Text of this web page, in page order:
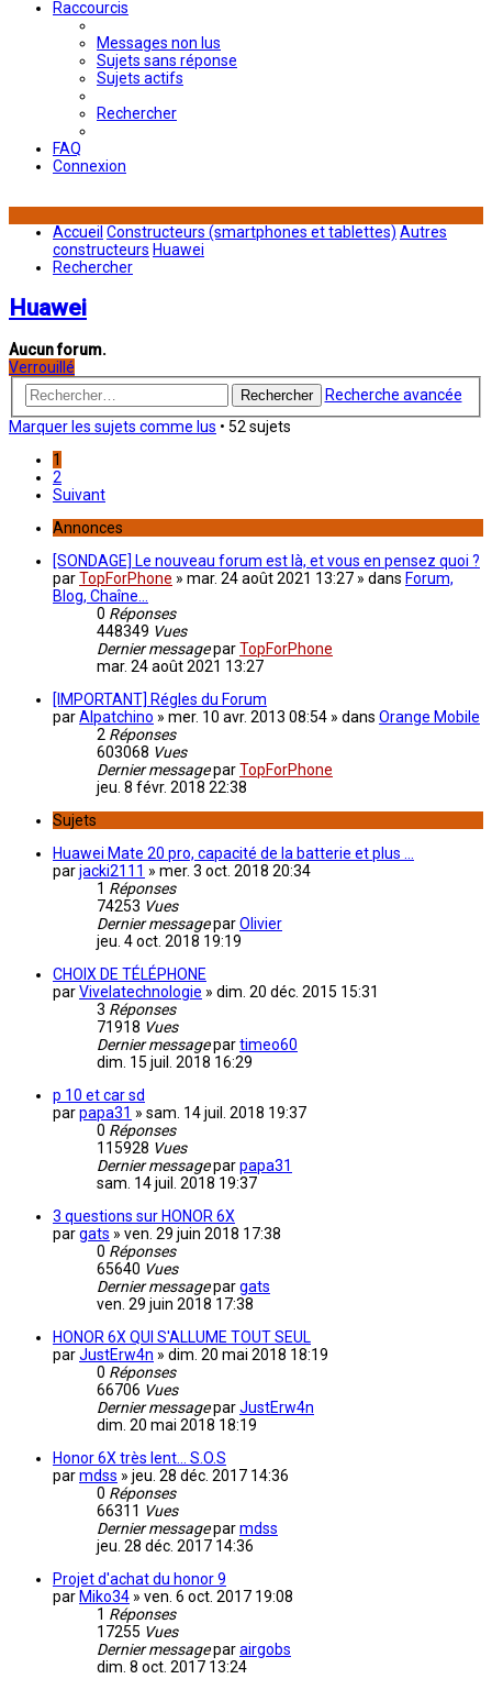
Raccourcis
Messages non lus
Sujets sans réponse
Sujets actifs
Rechercher
FAQ
Connexion
Accueil Constructeurs (smartphones et tablettes) Autres
constructeurs Huawei
Rechercher
Huawei
Aucun forum.
Verrouillé
Rechercher
Recherche avancée
Marquer les sujets comme lus • 52 sujets
1
2
Suivant
Annonces
[SONDAGE] Le nouveau forum est là, et vous en pensez quoi ?
parTopForPhone » mar. 24 août 2021 13:27 » dans Forum,
Blog, Chaîne...
0 Réponses
448349 Vues
Dernier messageparTopForPhone
mar. 24 août 2021 13:27
[IMPORTANT] Régles du Forum
parAlpatchino » mer. 10 avr. 2013 08:54 » dans Orange Mobile
2 Réponses
603068 Vues
Dernier messageparTopForPhone
jeu. 8 févr. 2018 22:38
Sujets
Huawei Mate 20 pro, capacité de la batterie et plus ...
parjacki2111 » mer. 3 oct. 2018 20:34
1 Réponses
74253 Vues
Dernier messageparOlivier
jeu. 4 oct. 2018 19:19
CHOIX DE TÉLÉPHONE
parVivelatechnologie » dim. 20 déc. 2015 15:31
3 Réponses
71918 Vues
Dernier messagepartimeo60
dim. 15 juil. 2018 16:29
p 10 et car sd
parpapa31 » sam. 14 juil. 2018 19:37
0 Réponses
115928 Vues
Dernier messageparpapa31
sam. 14 juil. 2018 19:37
3 questions sur HONOR 6X
pargats » ven. 29 juin 2018 17:38
0 Réponses
65640 Vues
Dernier messagepargats
ven. 29 juin 2018 17:38
HONOR 6X QUI S'ALLUME TOUT SEUL
parJustErw4n » dim. 20 mai 2018 18:19
0 Réponses
66706 Vues
Dernier messageparJustErw4n
dim. 20 mai 2018 18:19
Honor 6X très lent... S.O.S
parmdss » jeu. 28 déc. 2017 14:36
0 Réponses
66311 Vues
Dernier messageparmdss
jeu. 28 déc. 2017 14:36
Projet d'achat du honor 9
par Miko34 » ven. 6 oct. 2017 19:08
1 Réponses
17255 Vues
Dernier messageparairgobs
dim. 8 oct. 2017 13:24